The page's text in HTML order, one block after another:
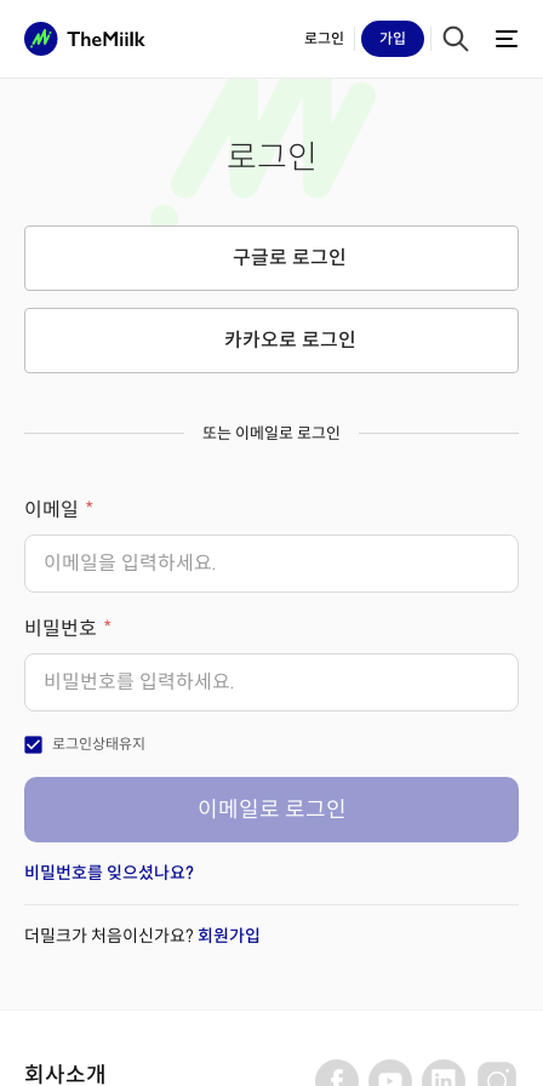
로그인 가입
로그인
구글로 로그인
카카오로 로그인
또는 이메일로 로그인
이메일
비밀번호
check_box 로그인상태유지
이메일로 로그인
비밀번호를 잊으셨나요?
더밀크가 처음이신가요? 회원가입
회사소개